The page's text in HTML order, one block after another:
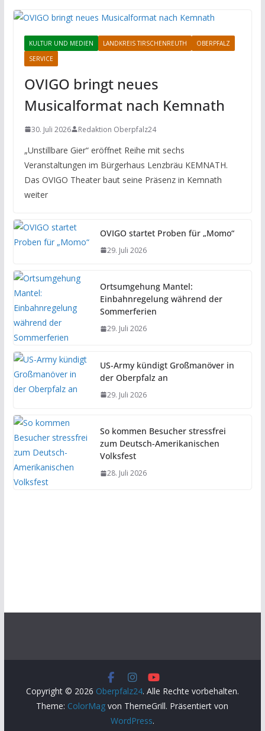
KULTUR UND MEDIEN LANDKREIS TIRSCHENREUTH
OBERPFALZ
SERVICE
OVIGO bringt neues
Musicalformat nach Kemnath
30. Juli 2026 Redaktion Oberpfalz24
„Unstillbare Gier“ eröffnet Reihe mit sechs
Veranstaltungen im Bürgerhaus Lenzbräu KEMNATH.
Das OVIGO Theater baut seine Präsenz in Kemnath
weiter
OVIGO startet Proben für „Momo“
29. Juli 2026
Ortsumgehung Mantel:
Einbahnregelung während der
Sommerferien
29. Juli 2026
US-Army kündigt Großmanöver in
der Oberpfalz an
29. Juli 2026
So kommen Besucher stressfrei
zum Deutsch-Amerikanischen
Volksfest
28. Juli 2026
Copyright © 2026 Oberpfalz24. Alle Rechte vorbehalten.
Theme: ColorMag von ThemeGrill. Präsentiert von
WordPress.